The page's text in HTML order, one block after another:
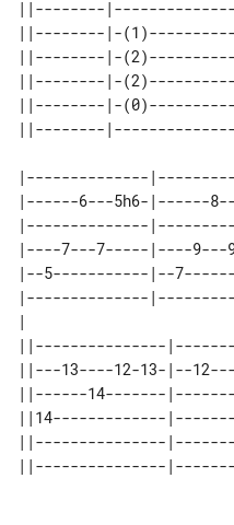
||--------
||--------|-
||--------|-
||--------|-
||--------|-
|--------------
|------6---5h6-|------
|--------------
|----7---7-----|----
|--5-----------|--
|--------------
||---------------
||---13----12-13-|--
||------14-------
||14-------------
||---------------
||---------------